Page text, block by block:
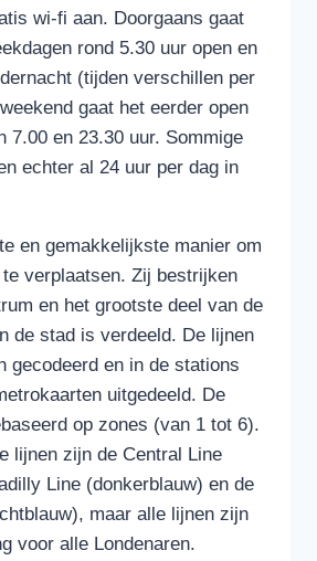
wi-fi aan. Doorgaans gaat
rond 5.30 uur open en
(tijden verschillen per
gaat het eerder open
7.00 en 23.30 uur. Sommige
echter al 24 uur per dag in
en gemakkelijkste manier om
verplaatsen. Zij bestrijken
en het grootste deel van de
de stad is verdeeld. De lijnen
gecodeerd en in de stations
uitgedeeld. De
op zones (van 1 tot 6).
lijnen zijn de Central Line
Line (donkerblauw) en de
maar alle lijnen zijn
voor alle Londenaren.